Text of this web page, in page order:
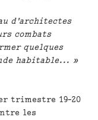
d'architectes
combats
quelques
habitable... »
trimestre 19-20
les